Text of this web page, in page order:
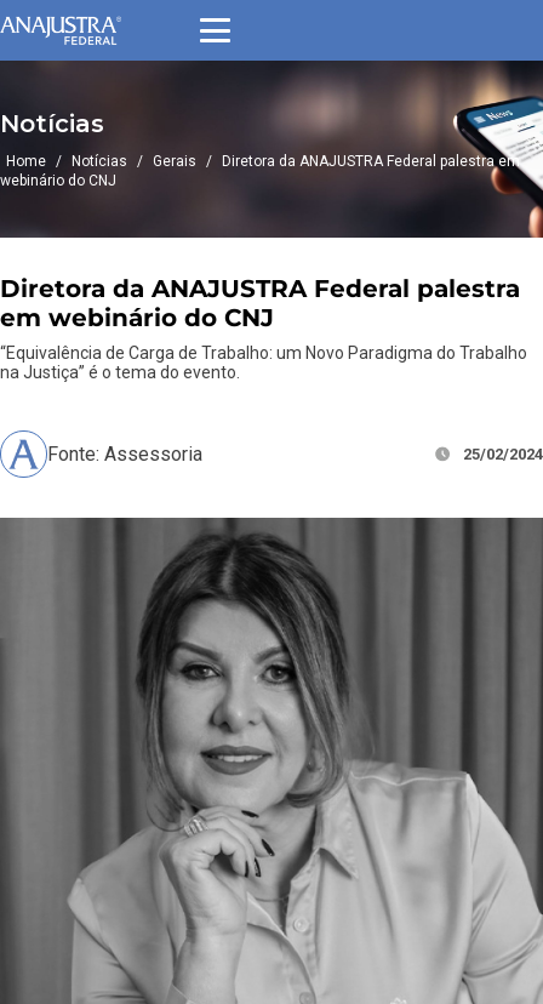
Notícias
Home / Notícias / Gerais /
Diretora da ANAJUSTRA Federal palestra em
webinário do CNJ
Diretora da ANAJUSTRA Federal palestra
em webinário do CNJ
“Equivalência de Carga de Trabalho: um Novo Paradigma do Trabalho
na Justiça” é o tema do evento.
Fonte: Assessoria 25/02/2024